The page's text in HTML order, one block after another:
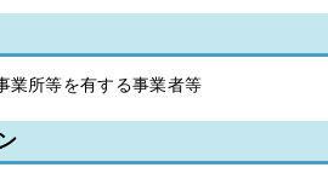
業所等を有する事業者等